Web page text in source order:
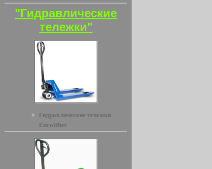
"Гидравлические
тележки"
Гидравлические тележки
Eurolifter